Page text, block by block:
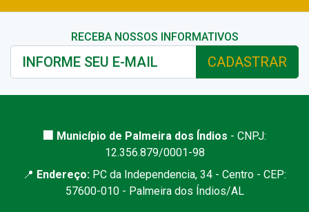
RECEBA NOSSOS INFORMATIVOS
CADASTRAR
🏢 Município de Palmeira dos Índios - CNPJ:
12.356.879/0001-98
📍 Endereço: PC da Independencia, 34 - Centro - CEP:
57600-010 - Palmeira dos Índios/AL